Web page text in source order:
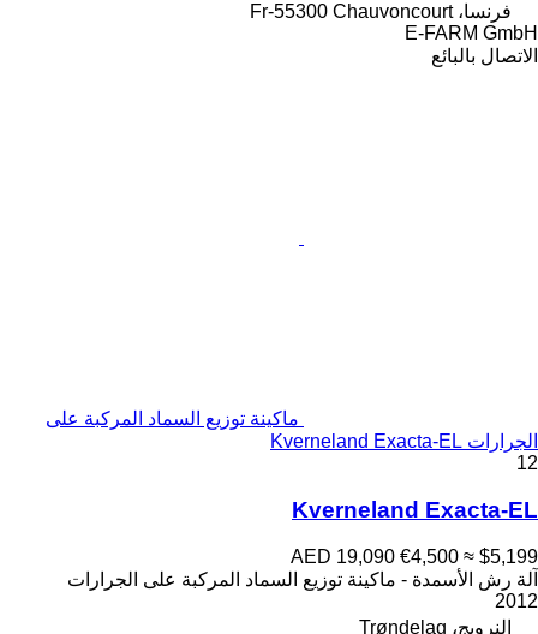
فرنسا، Fr-55300 Chauvoncourt
E-FARM GmbH
الاتصال بالبائع
ماكينة توزيع السماد المركبة على
الجرارات Kverneland Exacta-EL
12
Kverneland Exacta-EL
AED 19,090 €4,500 ≈ $5,199
آلة رش الأسمدة - ماكينة توزيع السماد المركبة على الجرارات
2012
النرويج، Trøndelag